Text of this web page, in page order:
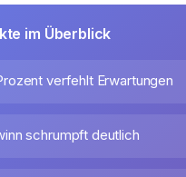
im Überblick
verfehlt Erwartungen
schrumpft deutlich